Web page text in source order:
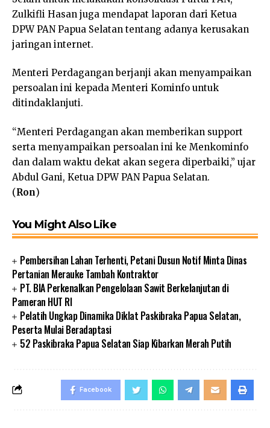
Zulkifli Hasan juga mendapat laporan dari Ketua
DPW PAN Papua Selatan tentang adanya kerusakan
jaringan internet.
Menteri Perdagangan berjanji akan menyampaikan
persoalan ini kepada Menteri Kominfo untuk
ditindaklanjuti.
“Menteri Perdagangan akan memberikan support
serta menyampaikan persoalan ini ke Menkominfo
dan dalam waktu dekat akan segera diperbaiki,” ujar
Abdul Gani, Ketua DPW PAN Papua Selatan.
(Ron)
You Might Also Like
Pembersihan Lahan Terhenti, Petani Dusun Notif Minta Dinas
Pertanian Merauke Tambah Kontraktor
PT. BIA Perkenalkan Pengelolaan Sawit Berkelanjutan di
Pameran HUT RI
Pelatih Ungkap Dinamika Diklat Paskibraka Papua Selatan,
Peserta Mulai Beradaptasi
52 Paskibraka Papua Selatan Siap Kibarkan Merah Putih
Facebook